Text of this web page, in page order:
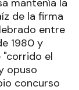
mantenía la
de la firma
entre
1980 y
"corrido el
opuso
concurso